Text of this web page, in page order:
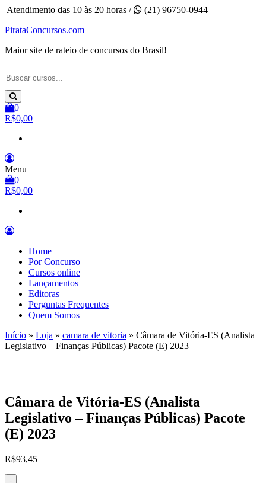
Pular
o
Atendimento das 10 às 20 horas /
(21) 96750-0944
PirataConcursos.com
Maior site de rateio de concursos do Brasil!
0
R$0,00
Menu
0
R$0,00
Home
Por Concurso
Cursos online
Lançamentos
Editoras
Perguntas Frequentes
Quem Somos
Início » Loja » camara de vitoria » Câmara de Vitória-ES (Analista
Legislativo – Finanças Públicas) Pacote (E) 2023
Câmara de Vitória-ES (Analista
Legislativo – Finanças Públicas) Pacote
(E) 2023
R$93,45
-